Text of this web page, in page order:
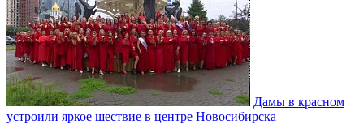
Дамы в красном
устроили яркое шествие в центре Новосибирска